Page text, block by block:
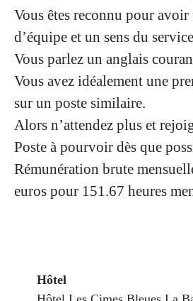
Vous êtes reconnu pour
d’équipe et un sens du
Vous parlez un anglais
Vous avez idéalement une
sur un poste similaire.
Alors n’attendez plus et
Poste à pourvoir dès que
Rémunération brute
euros pour 151.67 heures
Hôtel